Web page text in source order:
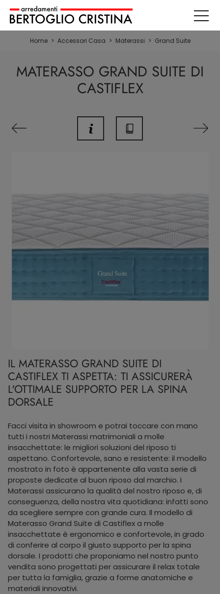
Home > Accessori Casa > Materassi > Grand Suite
MATERASSO GRAND SUITE DI
CASTIFLEX
IL MATERASSO GRAND SUITE DI
CASTIFLEX TI ASPETTA: TI ASSICURERÀ
L'OTTIMALE SUPPORTO PER LA SPINA
DORSALE
Facci visita in showroom e potrai toccare con mano
tutti i nostri Materassi matrimoniali a molle
insacchettate: le migliori soluzioni del riposo ti
aspettano. Confortevole, sano e resistente: il modello
mostrato in foto è appartenente alla vasta serie di
proposte dedicate al buon riposo dal marchio. I
Materassi assicurano la qualità del nostro riposo e, di
conseguenza, della nostra vita quotidiana: infatti sono
da scegliere sempre con grande cura. Il modello di
Materasso Grand Suite di Castiflex a molle
insacchettate è ergonomico e confortevole, in grado
di conferire al corpo il giusto supporto per la spina
dorsale. I prodotti che proponiamo nel nostro punto
vendita sono progettati per assicurare il relax totale
per tutta la famiglia, grazie a forme anatomiche e
materiali innovativi.